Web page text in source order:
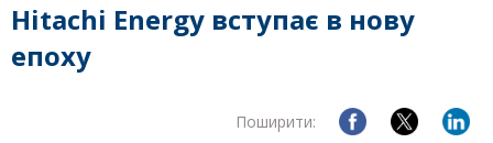
Hitachi Energy вступає в нову
епоху
Поширити: